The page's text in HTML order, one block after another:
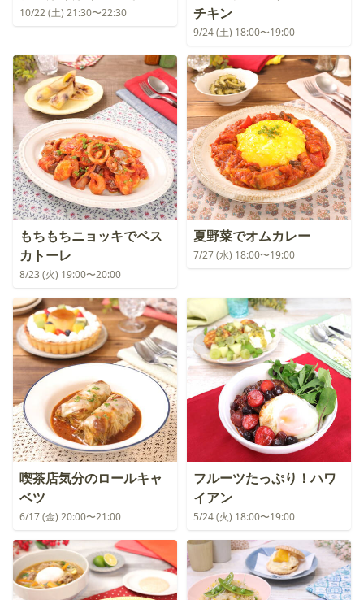
10/22 (土) 21:30〜22:30
チキン
9/24 (土) 18:00〜19:00
もちもちニョッキでペス
カトーレ
8/23 (火) 19:00〜20:00
夏野菜でオムカレー
7/27 (水) 18:00〜19:00
喫茶店気分のロールキャ
ベツ
6/17 (金) 20:00〜21:00
フルーツたっぷり！ハワ
イアン
5/24 (火) 18:00〜19:00